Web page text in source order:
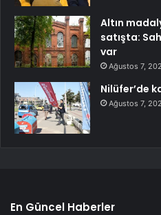
Altın
satışta:
var
Ağustos 7,
Nilüfer’de
Ağustos 7,
En Güncel Haberler